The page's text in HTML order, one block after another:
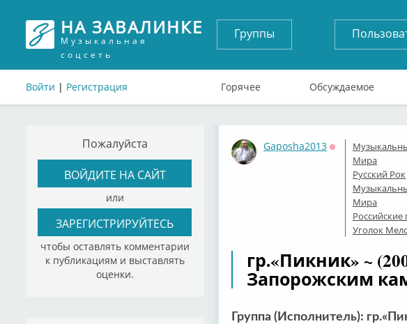
НА ЗАВАЛИНКЕ
Музыкальная
соцсеть
Войти | Регистрация
Группы
Горячее Обсуждаемое
Пожалуйста
ВОЙДИТЕ НА САЙТ
или
ЗАРЕГИСТРИРУЙТЕСЬ
чтобы оставлять комментарии
к публикациям и выставлять
оценки.
Gaposha2013
Оффлайн
Мира
Русский Рок
Мира
Российские
Уголок
гр.«Пикник» ~
Запорожским
Группа (Исполнитель):